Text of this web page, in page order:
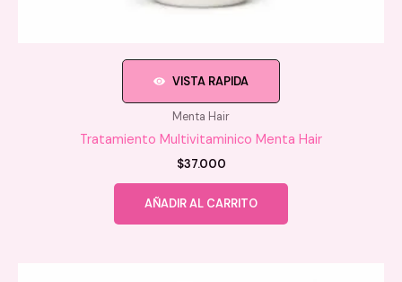
VISTA RAPIDA
Menta Hair
Tratamiento Multivitaminico Menta Hair
$37.000
AÑADIR AL CARRITO